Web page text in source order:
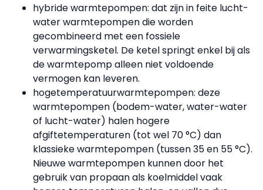
hybride warmtepompen: dat zijn in feite lucht-
water warmtepompen die worden
gecombineerd met een fossiele
verwarmingsketel. De ketel springt enkel bij als
de warmtepomp alleen niet voldoende
vermogen kan leveren.
hogetemperatuurwarmtepompen: deze
warmtepompen (bodem-water, water-water
of lucht-water) halen hogere
afgiftetemperaturen (tot wel 70 °C) dan
klassieke warmtepompen (tussen 35 en 55 °C).
Nieuwe warmtepompen kunnen door het
gebruik van propaan als koelmiddel vaak